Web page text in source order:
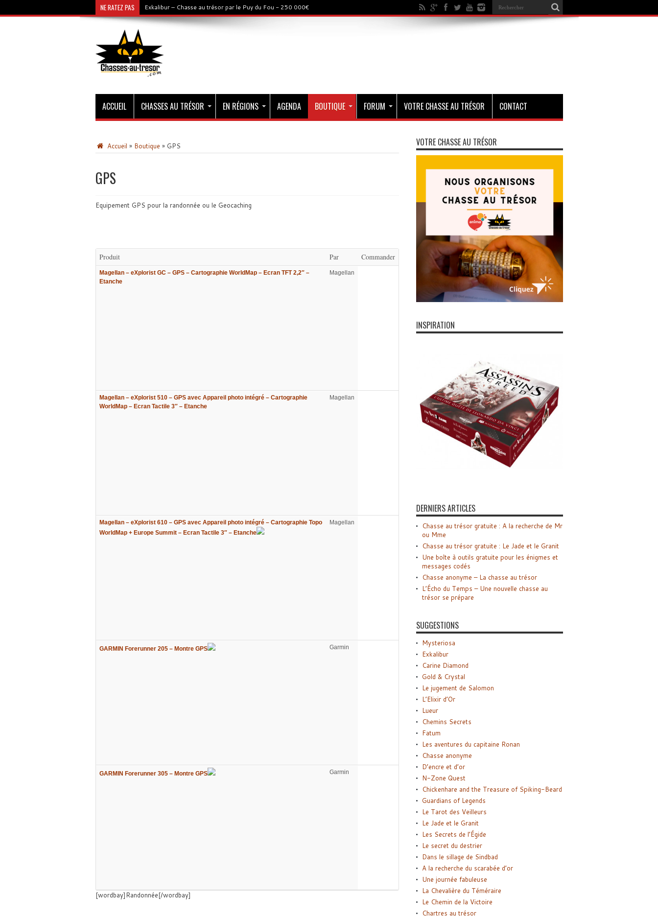
NE RATEZ PAS Exkalibur – Chasse au trésor par le Puy du Fou - 250 000€
ACCUEIL CHASSES AU TRÉSOR EN RÉGIONS AGENDA BOUTIQUE FORUM VOTRE CHASSE AU TRÉSOR CONTACT
Accueil » Boutique » GPS
GPS
Equipement GPS pour la randonnée ou le Geocaching
Produit Par Commander
Magellan – eXplorist GC – GPS – Cartographie WorldMap – Ecran TFT 2,2″ –
Etanche
Magellan
Magellan – eXplorist 510 – GPS avec Appareil photo intégré – Cartographie
WorldMap – Ecran Tactile 3″ – Etanche
Magellan
Magellan – eXplorist 610 – GPS avec Appareil photo intégré – Cartographie Topo
WorldMap + Europe Summit – Ecran Tactile 3″ – Etanche
Magellan
GARMIN Forerunner 205 – Montre GPS Garmin
GARMIN Forerunner 305 – Montre GPS Garmin
[wordbay]Randonnée[/wordbay]
VOTRE CHASSE AU TRÉSOR
INSPIRATION
DERNIERS ARTICLES
Chasse au trésor gratuite : A la recherche de Mr
ou Mme
Chasse au trésor gratuite : Le Jade et le Granit
Une boîte à outils gratuite pour les énigmes et
messages codés
Chasse anonyme – La chasse au trésor
L’Écho du Temps – Une nouvelle chasse au
trésor se prépare
SUGGESTIONS
Mysteriosa
Exkalibur
Carine Diamond
Gold & Crystal
Le jugement de Salomon
L’Elixir d’Or
Lueur
Chemins Secrets
Fatum
Les aventures du capitaine Ronan
Chasse anonyme
D’encre et d’or
N-Zone Quest
Chickenhare and the Treasure of Spiking-Beard
Guardians of Legends
Le Tarot des Veilleurs
Le Jade et le Granit
Les Secrets de l’Égide
Le secret du destrier
Dans le sillage de Sindbad
A la recherche du scarabée d’or
Une journée fabuleuse
La Chevalière du Téméraire
Le Chemin de la Victoire
Chartres au trésor